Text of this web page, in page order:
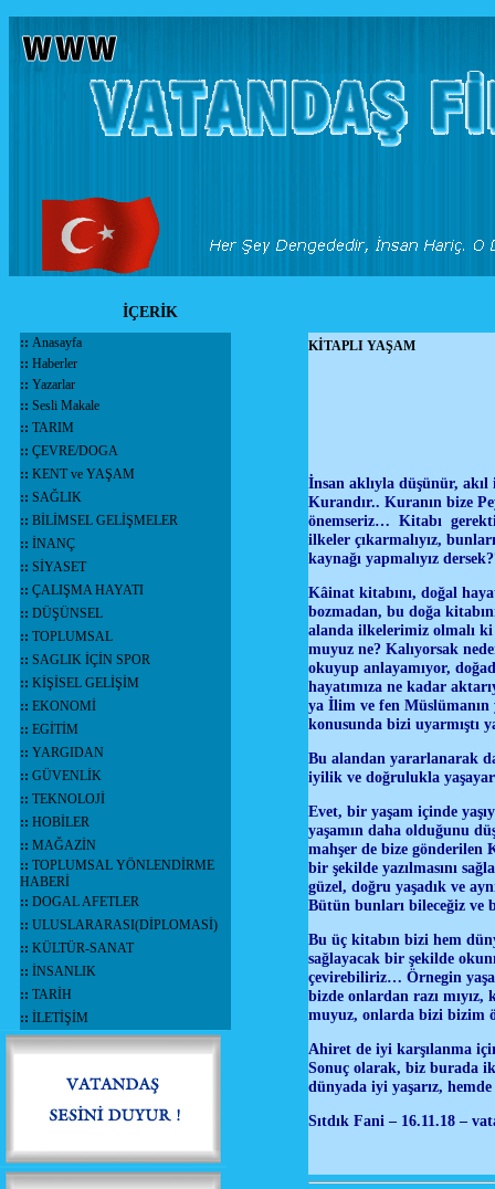
İÇERİK
:: Anasayfa
:: Haberler
:: Yazarlar
:: Sesli Makale
:: TARIM
:: ÇEVRE/DOGA
:: KENT ve YAŞAM
:: SAĞLIK
:: BİLİMSEL GELİŞMELER
:: İNANÇ
:: SİYASET
:: ÇALIŞMA HAYATI
:: DÜŞÜNSEL
:: TOPLUMSAL
:: SAGLIK İÇİN SPOR
:: KİŞİSEL GELİŞİM
:: EKONOMİ
:: EGİTİM
:: YARGIDAN
:: GÜVENLİK
:: TEKNOLOJİ
:: HOBİLER
:: MAĞAZİN
:: TOPLUMSAL YÖNLENDİRME
HABERİ
:: DOGAL AFETLER
:: ULUSLARARASI(DİPLOMASİ)
:: KÜLTÜR-SANAT
:: İNSANLIK
:: TARİH
:: İLETİŞİM
KİTAPLI YAŞAM
İnsan aklıyla düşünür, akıl
Kurandır.. Kuranın bize
önemseriz… Kitabı
ilkeler çıkarmalıyız,
kaynağı yapmalıyız
Kâinat kitabını, doğal
bozmadan, bu doğa
alanda ilkelerimiz olmalı
muyuz ne? Kalıyorsak
okuyup anlayamıyor,
hayatımıza ne kadar
ya İlim ve fen
konusunda bizi uyarmıştı
Bu alandan yararlanarak
iyilik ve doğrulukla
Evet, bir yaşam içinde
yaşamın daha olduğunu
mahşer de bize gönderilen
bir şekilde yazılmasını
güzel, doğru yaşadık ve
Bütün bunları bileceğiz ve
Bu üç kitabın bizi hem
sağlayacak bir şekilde
çevirebiliriz… Örnegin
bizde onlardan razı mıyız,
muyuz, onlarda bizi bizim
Ahiret de iyi karşılanma
Sonuç olarak, biz burada
dünyada iyi yaşarız,
Sıtdık Fani – 16.11.18 –